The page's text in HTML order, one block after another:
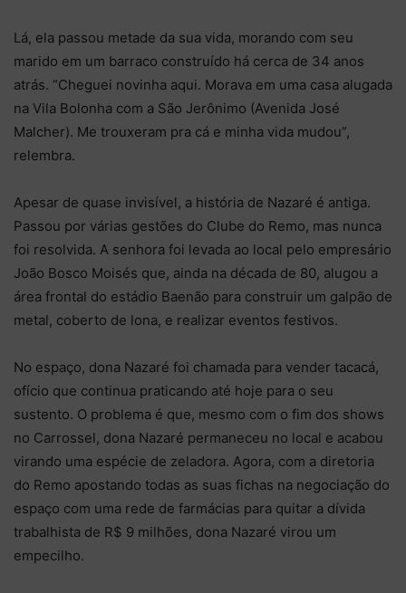
Lá, ela passou metade da sua vida, morando com seu
marido em um barraco construído há cerca de 34 anos
atrás. “Cheguei novinha aqui. Morava em uma casa alugada
na Vila Bolonha com a São Jerônimo (Avenida José
Malcher). Me trouxeram pra cá e minha vida mudou”,
relembra.
Apesar de quase invisível, a história de Nazaré é antiga.
Passou por várias gestões do Clube do Remo, mas nunca
foi resolvida. A senhora foi levada ao local pelo empresário
João Bosco Moisés que, ainda na década de 80, alugou a
área frontal do estádio Baenão para construir um galpão de
metal, coberto de lona, e realizar eventos festivos.
No espaço, dona Nazaré foi chamada para vender tacacá,
ofício que continua praticando até hoje para o seu
sustento. O problema é que, mesmo com o fim dos shows
no Carrossel, dona Nazaré permaneceu no local e acabou
virando uma espécie de zeladora. Agora, com a diretoria
do Remo apostando todas as suas fichas na negociação do
espaço com uma rede de farmácias para quitar a dívida
trabalhista de R$ 9 milhões, dona Nazaré virou um
empecilho.